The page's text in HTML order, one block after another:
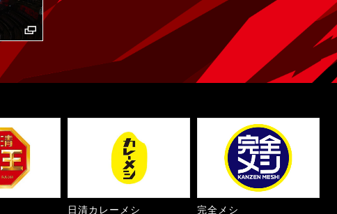
日清カレーメシ 完全メシ